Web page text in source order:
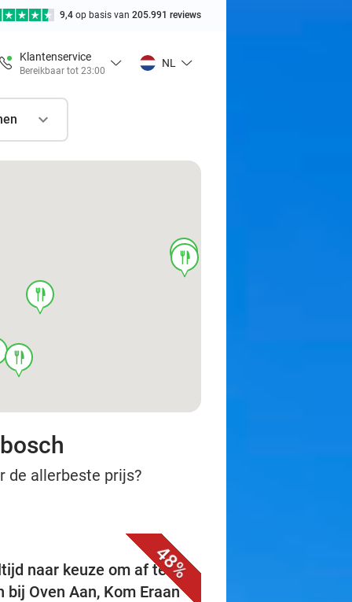
9,4 op basis van 205.991 reviews
Klantenservice
Bereikbaar tot 23:00
NL
food
food
food
food
de allerbeste prijs?
48%
naar keuze om af te
bij Oven Aan, Kom Eraan